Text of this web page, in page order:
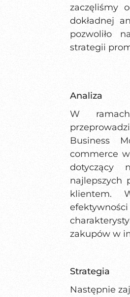
zaczęliśmy
dokładnej
pozwoliło
strategii
Analiza
W
Business
commerce
dotyczący
najlepszych
klientem.
zakupów w
Strategia
Następnie